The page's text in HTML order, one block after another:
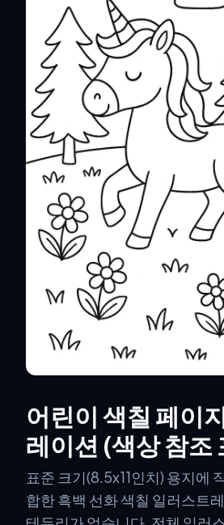
어린이 색칠 페이
레이션 (색상 참조
표준 크기(8.5x11인치) 용지에
합한 흑백 선화 색칠 일러스트